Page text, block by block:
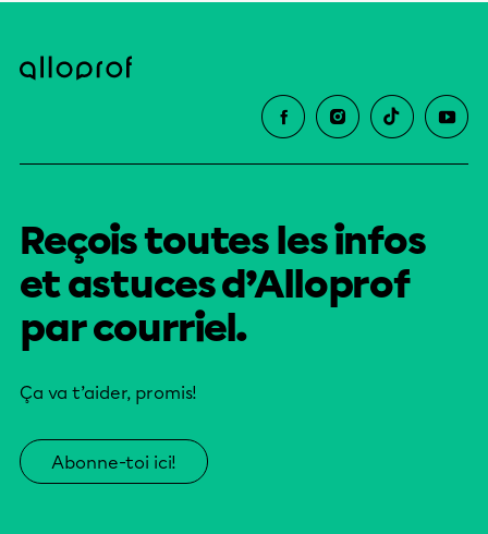
Reçois toutes les infos
et astuces d’Alloprof
par courriel.
Ça va t’aider, promis!
Abonne-toi ici!